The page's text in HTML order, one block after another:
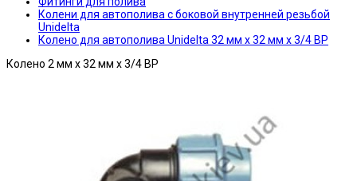
Колени для автополива с боковой внутренней резьбой
Unidelta
Колено для автополива Unidelta 32 мм х 32 мм х 3/4 ВР
Колено 2 мм х 32 мм х 3/4 ВР